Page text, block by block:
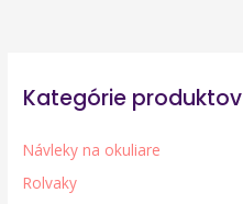
Kategórie produktov
Návleky na okuliare
Rolvaky